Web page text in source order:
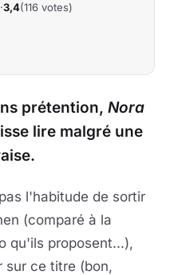
3,4(116 votes)
prétention, Nora
lire malgré une
l'habitude de sortir
(comparé à la
qu'ils proposent...),
sur ce titre (bon,